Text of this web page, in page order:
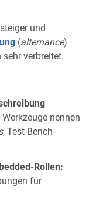
und
(alternance)
verbreitet.
nennen
, Test-Bench-
Rollen:
für